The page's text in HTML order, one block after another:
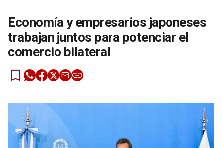
Economía y empresarios japoneses
trabajan juntos para potenciar el
comercio bilateral